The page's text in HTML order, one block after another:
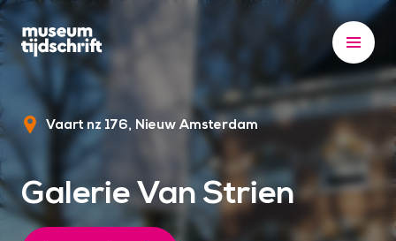
S
k
i
t
o
c
o
n
Vaart nz 176 Nieuw Amsterdam
Galerie Van Strien